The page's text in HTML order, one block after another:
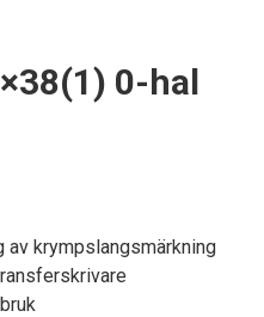
0-hal
av krympslangsmärkning